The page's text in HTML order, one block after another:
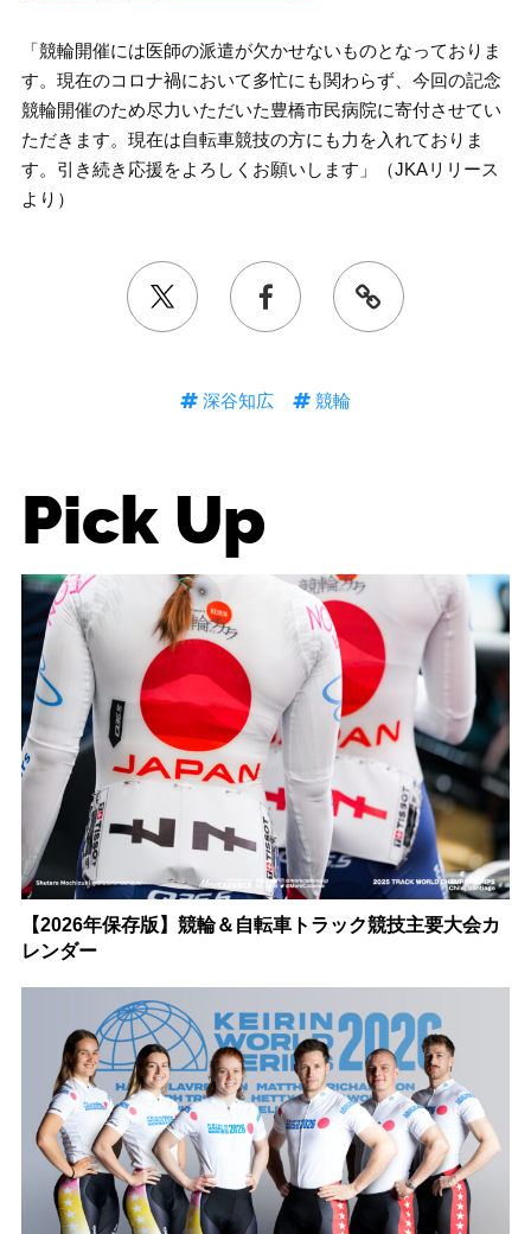
「競輪開催には医師の派遣が欠かせないものとなっておりま
す。現在のコロナ禍において多忙にも関わらず、今回の記念
競輪開催のため尽力いただいた豊橋市民病院に寄付させてい
ただきます。現在は自転車競技の方にも力を入れておりま
す。引き続き応援をよろしくお願いします」（JKAリリース
より）
深谷知広 競輪
Pick Up
【2026年保存版】競輪＆自転車トラック競技主要大会カ
レンダー